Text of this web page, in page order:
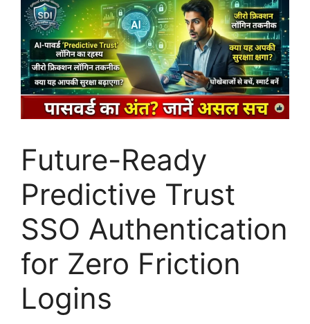
Future-Ready
Predictive Trust
SSO Authentication
for Zero Friction
Logins